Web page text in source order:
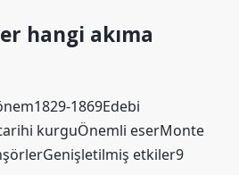
hangi akıma
1869Edebi
kurguÖnemli eserMonte
etkiler9